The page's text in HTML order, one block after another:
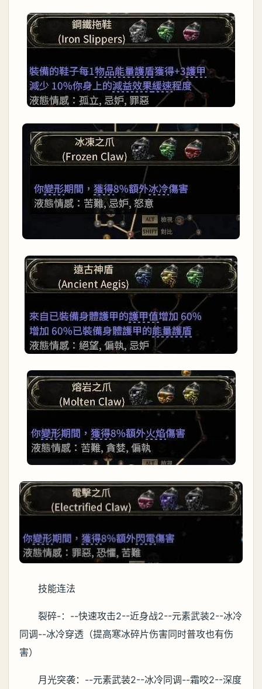
技能连法
裂碎-：--快速攻击2--近身战2--元素武装2--冰冷
同调--冰冷穿透（提高寒冰碎片伤害同时普攻也有伤
害）
月光突袭：--元素武装2--冰冷同调--霜咬2--深度